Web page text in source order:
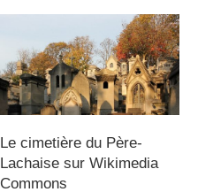
Le cimetière du Père-
Lachaise sur Wikimedia
Commons